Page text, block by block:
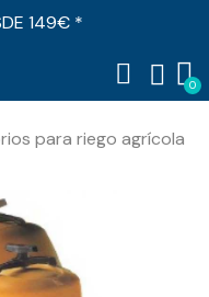
149€ *
para riego agrícola